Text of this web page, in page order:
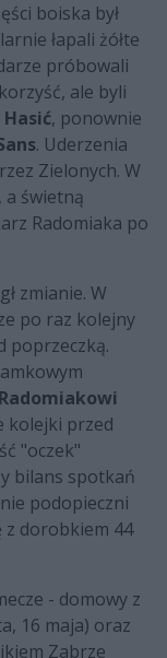
boiska był
łapali żółte
próbowali
ale byli
, ponownie
. Uderzenia
Zielonych. W
a świetną
Radomiaka po
zmianie. W
po raz kolejny
poprzeczką.
kolejki przed
"oczek"
bilans spotkań
podopieczni
z dorobkiem 44
- domowy z
16 maja) oraz
Zabrze